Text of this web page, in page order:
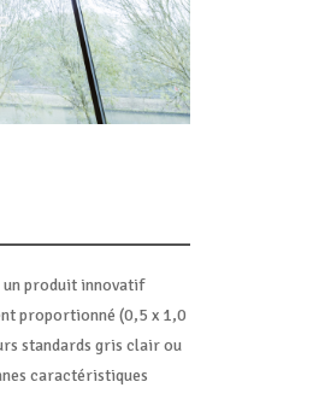
un produit innovatif
proportionné (0,5 x 1,0
standards gris clair ou
caractéristiques